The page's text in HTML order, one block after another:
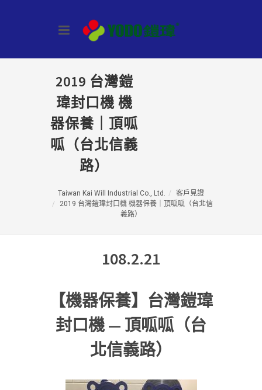
2019 台灣鎧
瑋封口機 機
器保養｜頂呱
呱（台北信義
路）
Taiwan Kai Will Industrial Co., Ltd.
客戶見證
2019 台灣鎧瑋封口機 機器保養｜頂呱呱（台北信
義路）
108.2.21
【機器保養】台灣鎧瑋
封口機 — 頂呱呱（台
北信義路）